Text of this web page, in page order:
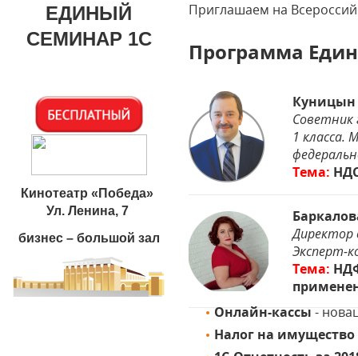
ЕДИНЫЙ
СЕМИНАР 1С
Кинотеатр «Победа»
Ул. Ленина, 7
бизнес – большой зал
Приглашаем на
Программа
Куницын
Советник
1 класса.
Тема:
Директор
Эксперт-
Тема:
Онлайн-кассы -
Налог на имущество